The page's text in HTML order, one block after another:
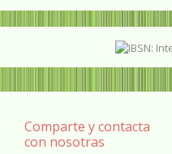
Comparte y contacta
con nosotras